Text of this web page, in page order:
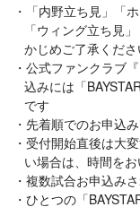
「内野立ち見」「
「ウィング立ち見
かじめご了承くだ
公式ファンクラブ
込みには「
です
先着順でのお申込
受付開始直後は大
い場合は、時間を
複数試合お申込み
ひとつの「